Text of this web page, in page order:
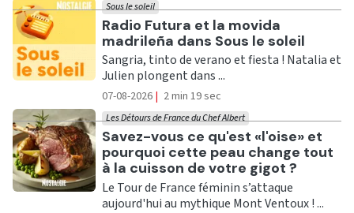
Ecouter
Radio Futura et la movida
madrileña dans Sous le soleil
Sous le soleil
Sangria, tinto de verano et fiesta ! Natalia et
Julien plongent dans ...
07-08-2026 | 2 min 19 sec
Ecouter
Savez-vous ce qu'est «l'oise» et
pourquoi cette peau change tout
à la cuisson de votre gigot ?
Les Détours de France du Chef Albert
Le Tour de France féminin s’attaque
aujourd'hui au mythique Mont Ventoux ! ...